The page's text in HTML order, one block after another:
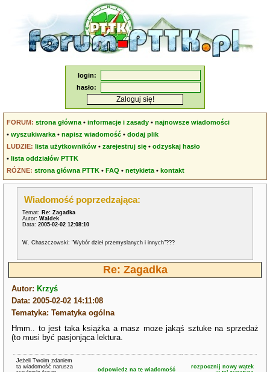
login:
hasło:
FORUM: strona główna •informacje i zasady •najnowsze wiadomości
•wyszukiwarka •napisz wiadomość •dodaj plik
LUDZIE: lista użytkowników •zarejestruj się •odzyskaj hasło
•lista oddziałów PTTK
RÓŻNE: strona główna PTTK •FAQ •netykieta •kontakt
Wiadomość poprzedzająca:
Temat: Re: Zagadka
Autor:Waldek
Data:2005-02-02 12:08:10
W. Chaszczowski: "Wybór dzieł przemyslanych i innych"???
Re: Zagadka
Autor: Krzyś
Data: 2005-02-02 14:11:08
Tematyka: Tematyka ogólna
Hmm.. to jest taka książka a masz moze jakąś sztuke na sprzedaż
(to musi być pasjonjąca lektura.
Jeżeli Twoim zdaniem
ta wiadomość narusza
odpowiedz na tę wiadomość
rozpocznij nowy wątek